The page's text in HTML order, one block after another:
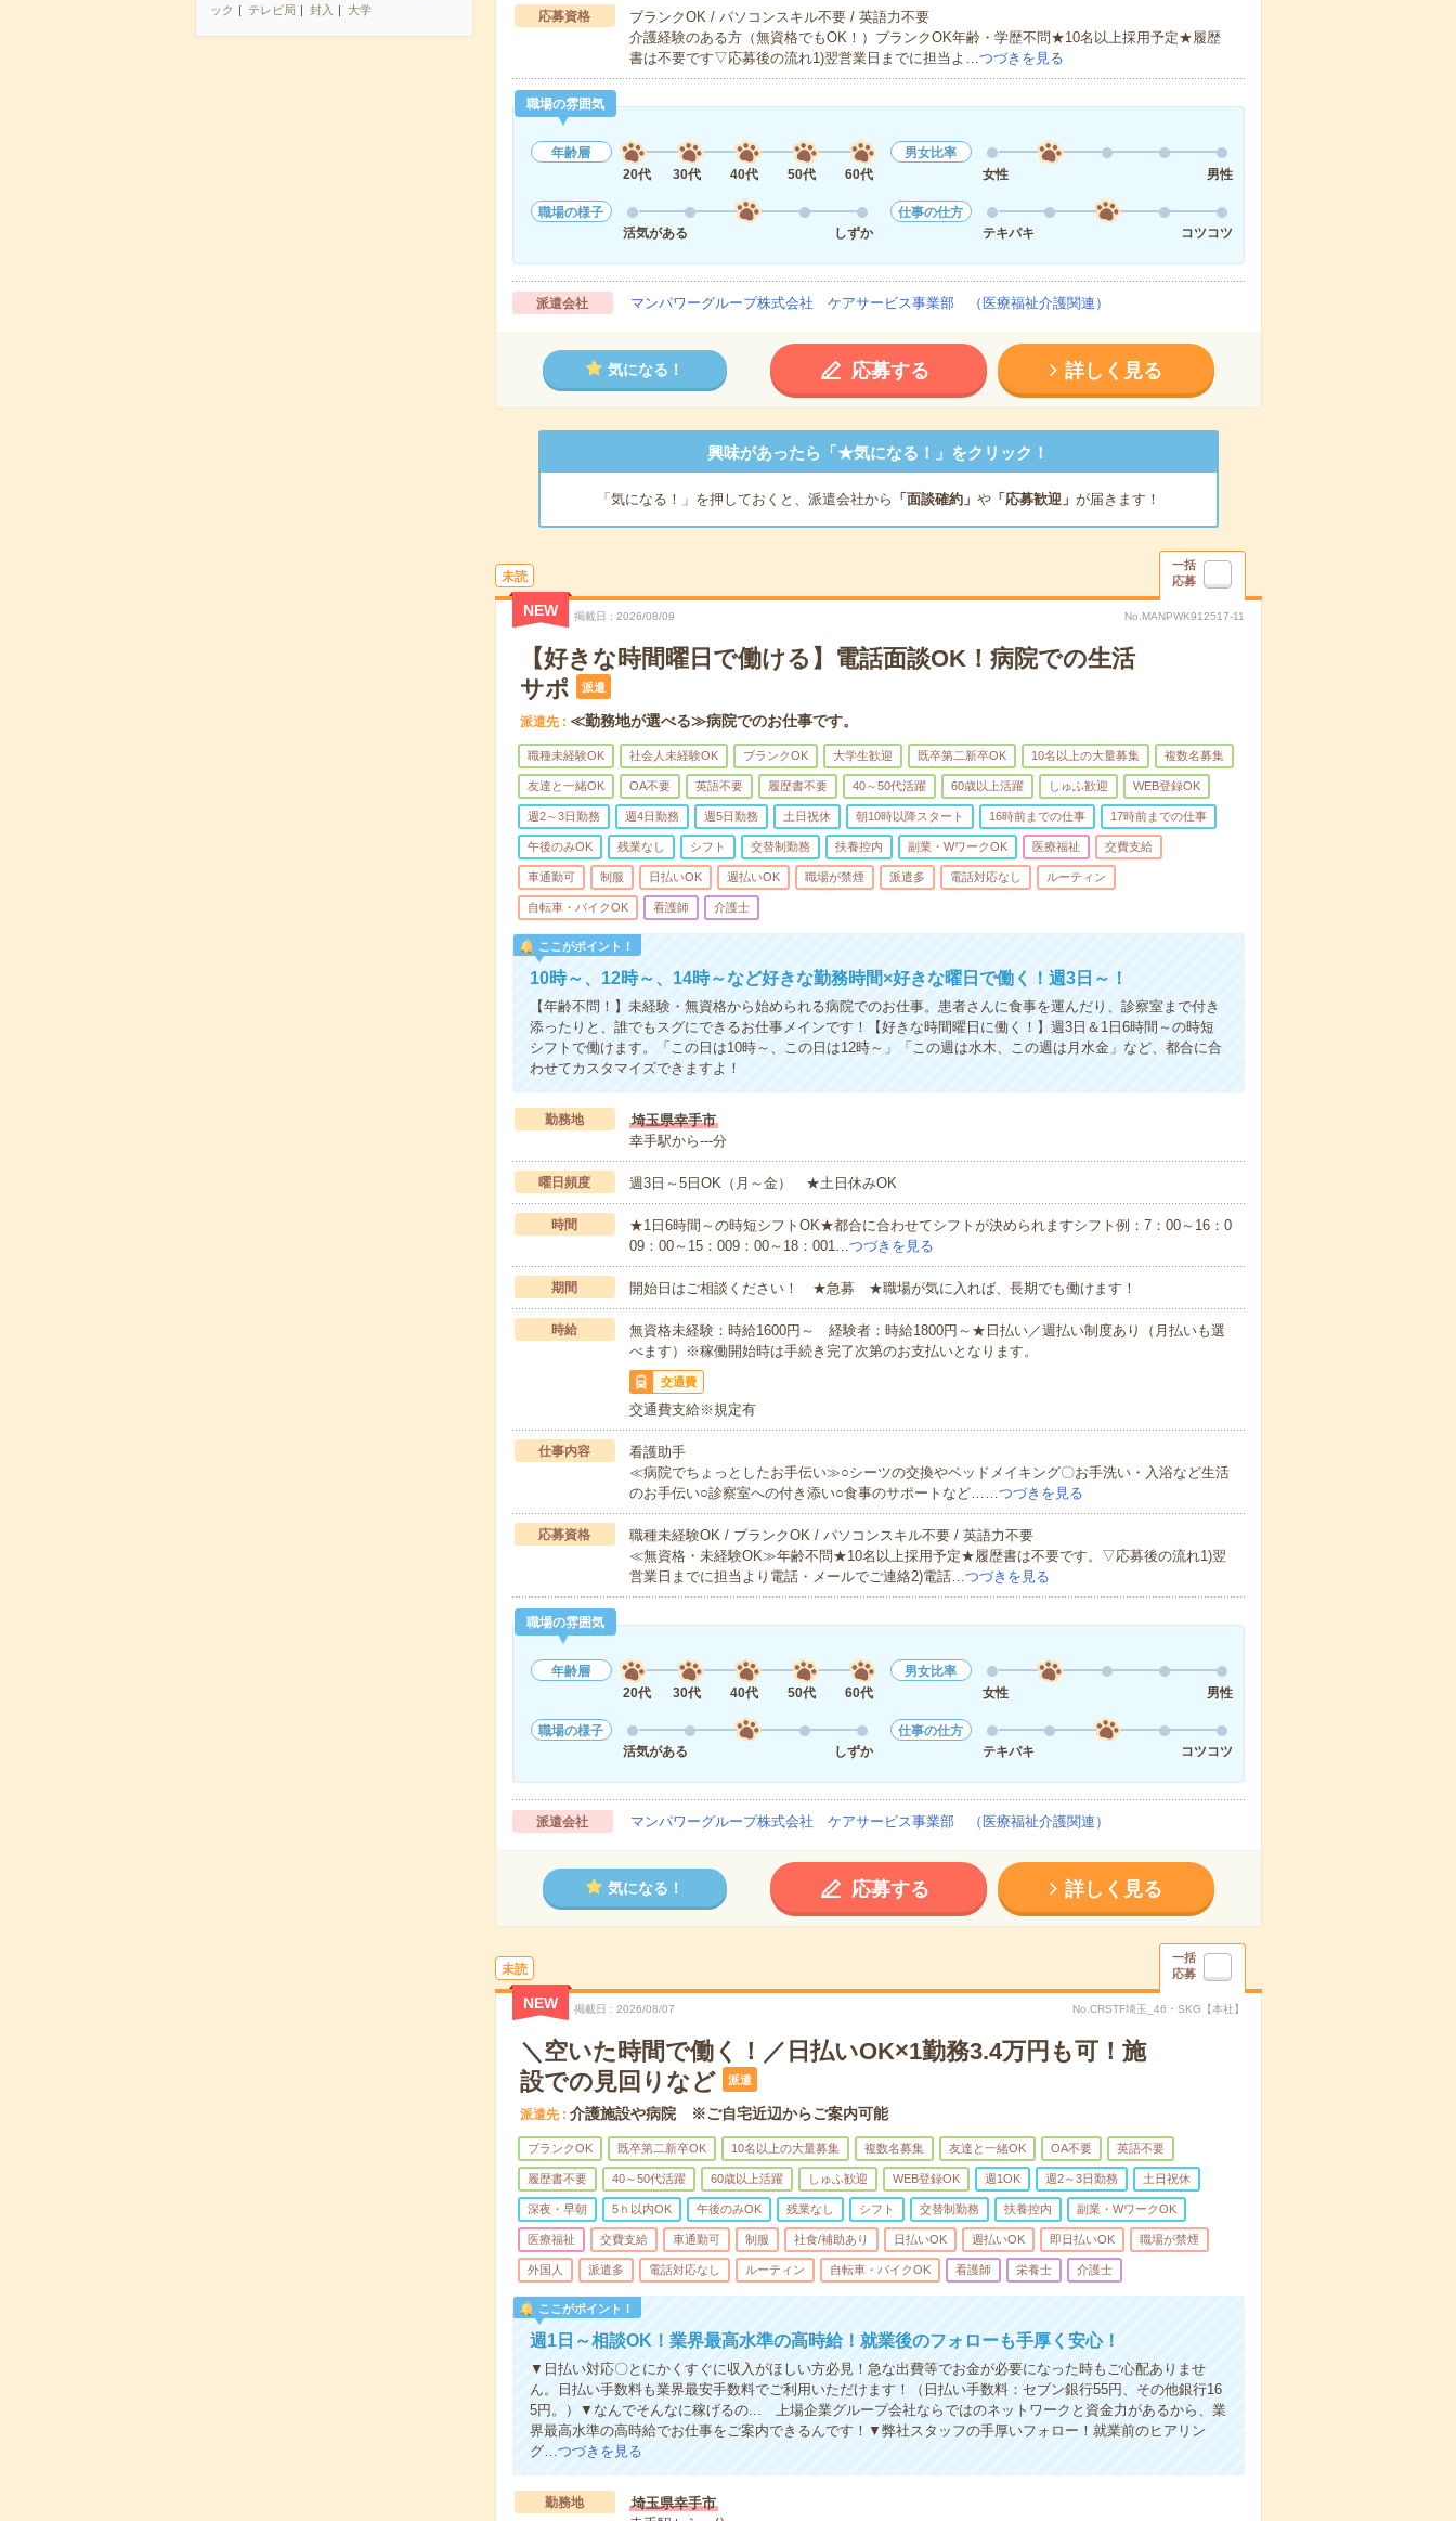
ック
テレビ局 封入 大学 応募資格
ブランクOK / パソコンスキル不要 / 英語力不要
介護経験のある方（無資格でもOK！）ブランクOK年齢・学歴不問★10名以上採用予定★履歴
書は不要です▽応募後の流れ1)翌営業日までに担当よ…つづきを見る
職場の雰囲気
年齢層
20代
30代 40代 50代 60代
男女比率
女性
男性
職場の様子
活気がある
しずか
仕事の仕方
テキパキ
コツコツ
派遣会社 マンパワーグループ株式会社 ケアサービス事業部 （医療福祉介護関連）
気になる！ 応募する 詳しく見る
興味があったら「★気になる！」をクリック！
「気になる！」を押しておくと、派遣会社から 「面談確約」 や「応募歓迎」 が届きます！
未読
一括
応募
NEW 掲載日 2026/08/09 No.MANPWK912517-11
【好きな時間曜日で働ける】電話面談OK！病院での生活
サポ
派遣
派遣先 ≪勤務地が選べる≫病院でのお仕事です。
職種未経験OK 社会人未経験OK ブランクOK 大学生歓迎 既卒第二新卒OK 10名以上の大量募集 複数名募集
友達と一緒OK OA不要 英語不要 履歴書不要 40～50代活躍 60歳以上活躍 しゅふ歓迎 WEB登録OK
週2～3日勤務 週4日勤務 週5日勤務 土日祝休 朝10時以降スタート 16時前までの仕事 17時前までの仕事
午後のみOK 残業なし シフト 交替制勤務 扶養控内 副業・WワークOK 医療福祉 交費支給
車通勤可 制服 日払いOK 週払いOK 職場が禁煙 派遣多 電話対応なし ルーティン
自転車・バイクOK 看護師 介護士
ここがポイント！
10時～、12時～、14時～など好きな勤務時間×好きな曜日で働く！週3日～！
【年齢不問！】未経験・無資格から始められる病院でのお仕事。患者さんに食事を運んだり、診察室まで付き
添ったりと、誰でもスグにできるお仕事メインです！【好きな時間曜日に働く！】週3日＆1日6時間～の時短
シフトで働けます。「この日は10時～、この日は12時～」「この週は水木、この週は月水金」など、都合に合
わせてカスタマイズできますよ！
勤務地
埼玉県幸手市
幸手駅から---分
曜日頻度 週3日～5日OK（月～金） ★土日休みOK
時間
★1日6時間～の時短シフトOK★都合に合わせてシフトが決められますシフト例：7：00～16：0
09：00～15：009：00～18：001…つづきを見る
期間 開始日はご相談ください！ ★急募 ★職場が気に入れば、長期でも働けます！
時給
無資格未経験：時給1600円～ 経験者：時給1800円～★日払い／週払い制度あり（月払いも選
べます）※稼働開始時は手続き完了次第のお支払いとなります。
交通費
交通費支給※規定有
仕事内容
看護助手
≪病院でちょっとしたお手伝い≫○シーツの交換やベッドメイキング〇お手洗い・入浴など生活
のお手伝い○診察室への付き添い○食事のサポートなど……つづきを見る
応募資格
職種未経験OK / ブランクOK / パソコンスキル不要 / 英語力不要
≪無資格・未経験OK≫年齢不問★10名以上採用予定★履歴書は不要です。▽応募後の流れ1)翌
営業日までに担当より電話・メールでご連絡2)電話…つづきを見る
職場の雰囲気
年齢層
20代
30代 40代 50代 60代
男女比率
女性
男性
職場の様子
活気がある
しずか
仕事の仕方
テキパキ
コツコツ
派遣会社 マンパワーグループ株式会社 ケアサービス事業部 （医療福祉介護関連）
気になる！ 応募する 詳しく見る
未読
一括
応募
NEW 掲載日 2026/08/07 No.CRSTF埼玉_46・SKG【本社】
＼空いた時間で働く！／日払いOK×1勤務3.4万円も可！施
設での見回りなど
派遣
派遣先 介護施設や病院 ※ご自宅近辺からご案内可能
ブランクOK 既卒第二新卒OK 10名以上の大量募集 複数名募集 友達と一緒OK OA不要 英語不要
履歴書不要 40～50代活躍 60歳以上活躍 しゅふ歓迎 WEB登録OK 週1OK 週2～3日勤務 土日祝休
深夜・早朝 5ｈ以内OK 午後のみOK 残業なし シフト 交替制勤務 扶養控内 副業・WワークOK
医療福祉 交費支給 車通勤可 制服 社食/補助あり 日払いOK 週払いOK 即日払いOK 職場が禁煙
外国人 派遣多 電話対応なし ルーティン 自転車・バイクOK 看護師 栄養士 介護士
ここがポイント！
週1日～相談OK！業界最高水準の高時給！就業後のフォローも手厚く安心！
▼日払い対応〇とにかくすぐに収入がほしい方必見！急な出費等でお金が必要になった時もご心配ありませ
ん。日払い手数料も業界最安手数料でご利用いただけます！（日払い手数料：セブン銀行55円、その他銀行16
5円。）▼なんでそんなに稼げるの... 上場企業グループ会社ならではのネットワークと資金力があるから、業
界最高水準の高時給でお仕事をご案内できるんです！▼弊社スタッフの手厚いフォロー！就業前のヒアリン
グ…つづきを見る
勤務地
埼玉県幸手市